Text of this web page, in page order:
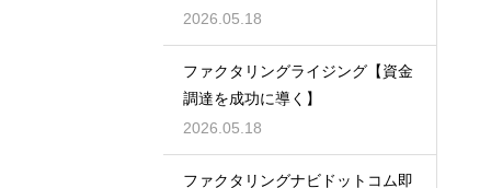
2026.05.18
ファクタリングライジング【資金
調達を成功に導く】
2026.05.18
ファクタリングナビドットコム即